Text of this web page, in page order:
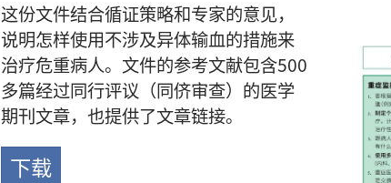
这份文件结合循证策略和专家的意见，
说明怎样使用不涉及异体输血的措施来
治疗危重病人。文件的参考文献包含500
多篇经过同行评议（同侪审查）的医学
期刊文章，也提供了文章链接。
下载